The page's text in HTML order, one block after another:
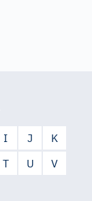
I J
K
T U
V